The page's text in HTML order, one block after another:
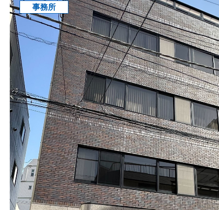
事務所